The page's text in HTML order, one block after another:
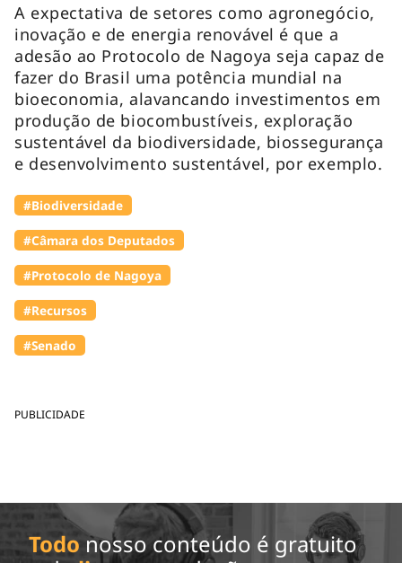
PUBLICIDADE
A expectativa de setores como agronegócio,
inovação e de energia renovável é que a
adesão ao Protocolo de Nagoya seja capaz de
fazer do Brasil uma potência mundial na
bioeconomia, alavancando investimentos em
produção de biocombustíveis, exploração
sustentável da biodiversidade, biossegurança
e desenvolvimento sustentável, por exemplo.
#Biodiversidade
#Câmara dos Deputados
#Protocolo de Nagoya
#Recursos
#Senado
Todo nosso conteúdo é gratuito